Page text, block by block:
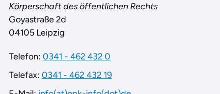
Körperschaft des öffentlichen Rechts
Goyastraße 2d
04105 Leipzig
Telefon: 0341 - 462 432 0
Telefax: 0341 - 462 432 19